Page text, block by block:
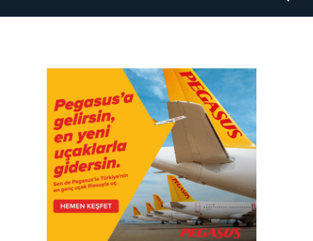
HAVAYOLU • 07 AĞU 2026
SUNEXPRESS’IN ÜÇ GÜN
ÜST ÜSTE GÜNLÜK
YOLCU SAYISI 71 BINI AŞTI
HAVAYOLU • 05 AĞU 2026
CORENDON’DAN YAKIT
VERIMLILIĞI VE
SÜRDÜRÜLEBILIRLIK IÇIN
İŞ BIRLIĞI!